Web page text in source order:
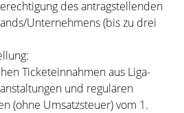
des antragstellenden
Unternehmens (bis zu drei
Ticketeinnahmen aus Liga-
und regulären
(ohne Umsatzsteuer) vom 1.